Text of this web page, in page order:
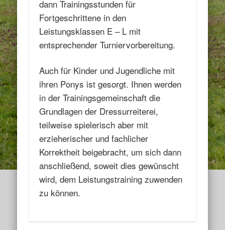
dann Trainingsstunden für
Fortgeschrittene in den
Leistungsklassen E – L mit
entsprechender Turniervorbereitung.
Auch für Kinder und Jugendliche mit
ihren Ponys ist gesorgt. Ihnen werden
in der Trainingsgemeinschaft die
Grundlagen der Dressurreiterei,
teilweise spielerisch aber mit
erzieherischer und fachlicher
Korrektheit beigebracht, um sich dann
anschließend, soweit dies gewünscht
wird, dem Leistungstraining zuwenden
zu können.